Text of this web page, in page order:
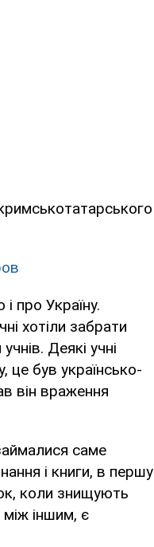
про Україну.
хотіли забрати
Деякі учні
це був українсько-
він враження
саме
і книги, в першу
коли знищують
іншим, є